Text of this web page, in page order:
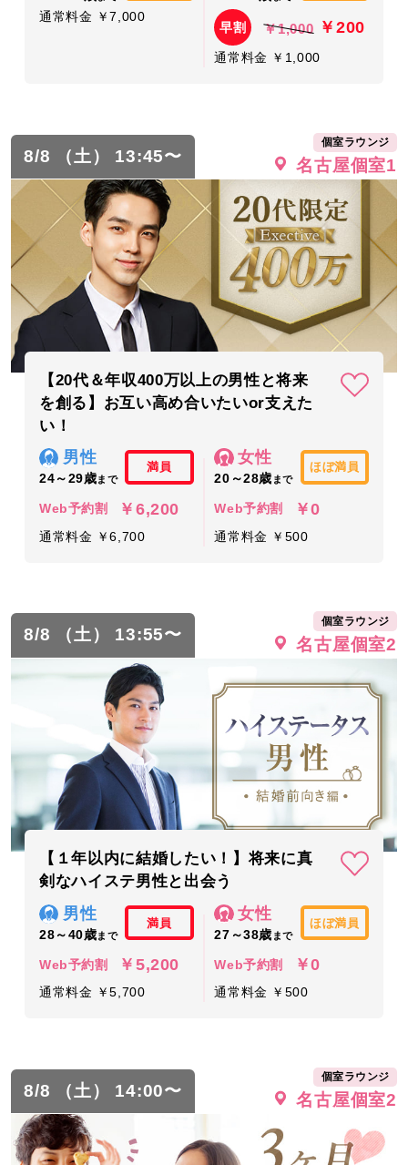
通常料金 ￥7,000
早割 ￥1,000 ￥200
通常料金 ￥1,000
8/8 （土） 13:45〜
個室ラウンジ
名古屋個室1
【20代＆年収400万以上の男性と将来
を創る】お互い高め合いたいor支えた
い！
男性
24～29歳まで
満員
Web予約割 ￥6,200
通常料金 ￥6,700
女性
20～28歳 まで
ほぼ満員
Web予約割 ￥0
通常料金 ￥500
8/8 （土） 13:55〜
個室ラウンジ
名古屋個室2
【１年以内に結婚したい！】将来に真
剣なハイステ男性と出会う
男性
28～40歳まで
満員
Web予約割 ￥5,200
通常料金 ￥5,700
女性
27～38歳 まで
ほぼ満員
Web予約割 ￥0
通常料金 ￥500
8/8 （土） 14:00〜
個室ラウンジ
名古屋個室2